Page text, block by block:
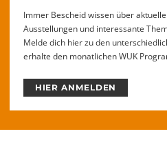
Immer Bescheid wissen über
Ausstellungen und interessante
Melde dich hier zu den
erhalte den monatlichen WUK
HIER ANMELDEN